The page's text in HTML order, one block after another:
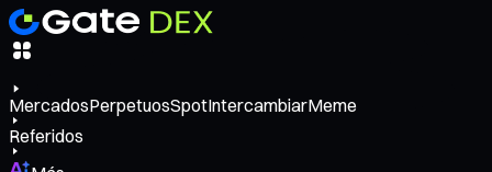
MercadosPerpetuosSpotIntercambiarMeme
Referidos